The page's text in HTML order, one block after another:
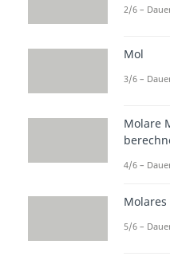
2/6 –
Mol
3/6 –
Molare
4/6 –
Molares
5/6 –